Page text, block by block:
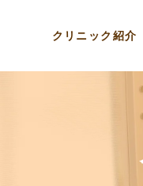
クリニック紹介